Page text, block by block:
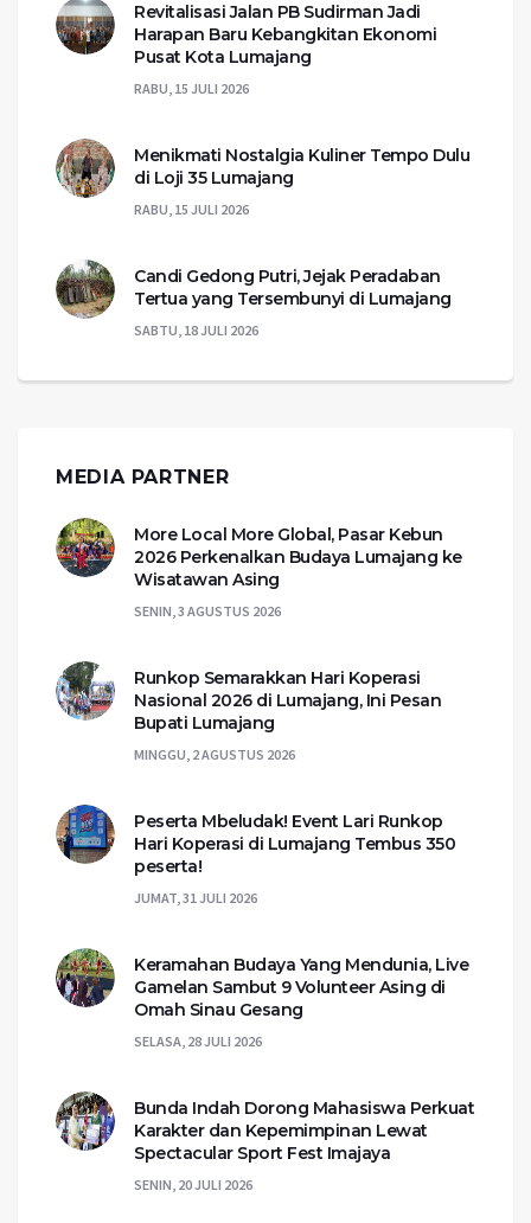
Revitalisasi Jalan PB Sudirman Jadi
Harapan Baru Kebangkitan Ekonomi
Pusat Kota Lumajang
RABU, 15 JULI 2026
Menikmati Nostalgia Kuliner Tempo Dulu
di Loji 35 Lumajang
RABU, 15 JULI 2026
Candi Gedong Putri, Jejak Peradaban
Tertua yang Tersembunyi di Lumajang
SABTU, 18 JULI 2026
MEDIA PARTNER
More Local More Global, Pasar Kebun
2026 Perkenalkan Budaya Lumajang ke
Wisatawan Asing
SENIN, 3 AGUSTUS 2026
Runkop Semarakkan Hari Koperasi
Nasional 2026 di Lumajang, Ini Pesan
Bupati Lumajang
MINGGU, 2 AGUSTUS 2026
Peserta Mbeludak! Event Lari Runkop
Hari Koperasi di Lumajang Tembus 350
peserta!
JUMAT, 31 JULI 2026
Keramahan Budaya Yang Mendunia, Live
Gamelan Sambut 9 Volunteer Asing di
Omah Sinau Gesang
SELASA, 28 JULI 2026
Bunda Indah Dorong Mahasiswa Perkuat
Karakter dan Kepemimpinan Lewat
Spectacular Sport Fest Imajaya
SENIN, 20 JULI 2026